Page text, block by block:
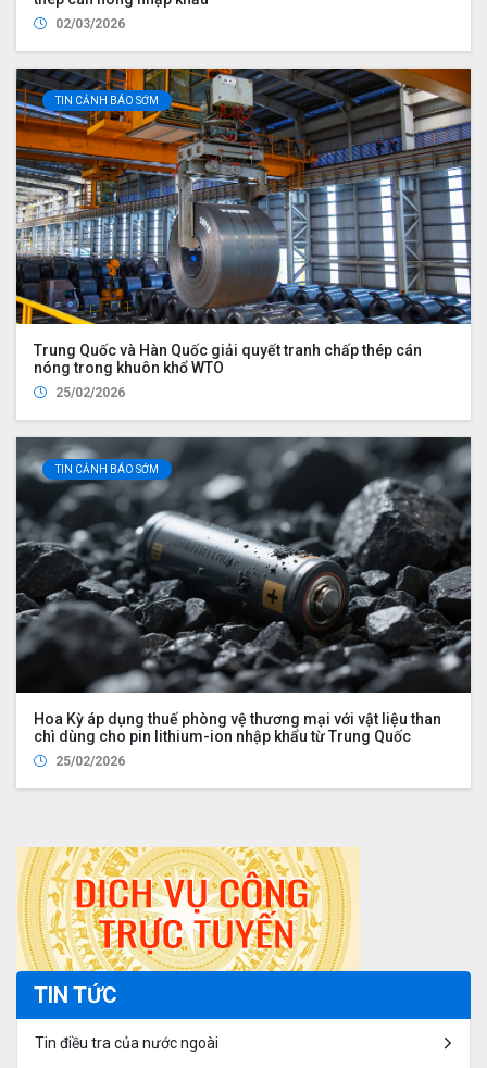
02/03/2026
TIN CẢNH BÁO SỚM
Trung Quốc và Hàn Quốc giải quyết tranh chấp thép cán
nóng trong khuôn khổ WTO
25/02/2026
TIN CẢNH BÁO SỚM
Hoa Kỳ áp dụng thuế phòng vệ thương mại với vật liệu than
chì dùng cho pin lithium-ion nhập khẩu từ Trung Quốc
25/02/2026
TIN TỨC
Tin điều tra của nước ngoài